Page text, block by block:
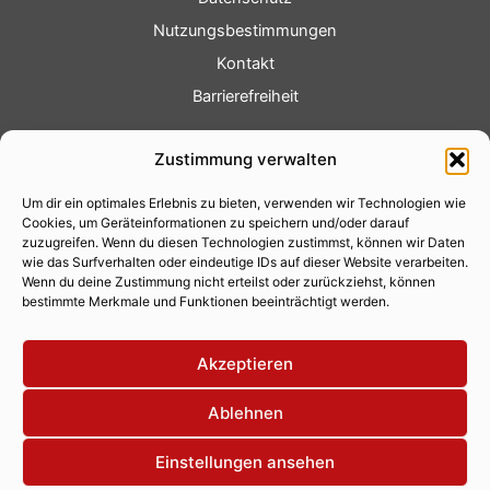
Zustimmung verwalten
Um dir ein optimales Erlebnis zu bieten, verwenden wir Technologien wie
Cookies, um Geräteinformationen zu speichern und/oder darauf
zuzugreifen. Wenn du diesen Technologien zustimmst, können wir Daten
wie das Surfverhalten oder eindeutige IDs auf dieser Website verarbeiten.
Wenn du deine Zustimmung nicht erteilst oder zurückziehst, können
bestimmte Merkmale und Funktionen beeinträchtigt werden.
Akzeptieren
Ablehnen
Einstellungen ansehen
Nutzungsbestimmungen
Kontakt
Barrierefreiheit
Fotoservice
Videoservice
Werbung
Contenterstellung
Lokalnachrichten
Lokalfernsehen